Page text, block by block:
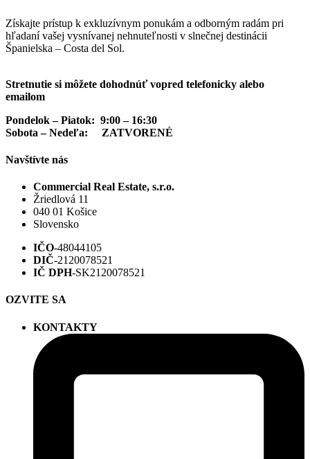
Získajte prístup k exkluzívnym ponukám a odborným radám pri
hľadaní vašej vysnívanej nehnuteľnosti v slnečnej destinácii
Španielska – Costa del Sol.
Stretnutie si môžete dohodnúť vopred telefonicky alebo
emailom
Pondelok – Piatok: 9:00 – 16:30
Sobota – Nedeľa: ZATVORENÉ
Navštívte nás
Commercial Real Estate, s.r.o.
Žriedlová 11
040 01 Košice
Slovensko
IČO-48044105
DIČ-2120078521
IČ DPH-SK2120078521
OZVITE SA
KONTAKTY